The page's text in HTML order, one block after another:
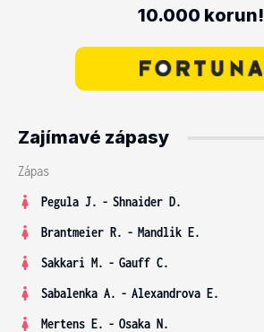
10.000 korun!
Zajímavé zápasy
Zápas
Pegula J. - Shnaider D.
Brantmeier R. - Mandlik E.
Sakkari M. - Gauff C.
Sabalenka A. - Alexandrova E.
Mertens E. - Osaka N.